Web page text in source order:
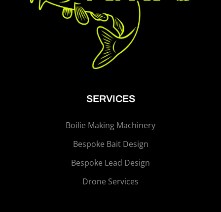
SERVICES
Boilie Making Machinery
Bespoke Bait Design
Bespoke Lead Design
Drone Services